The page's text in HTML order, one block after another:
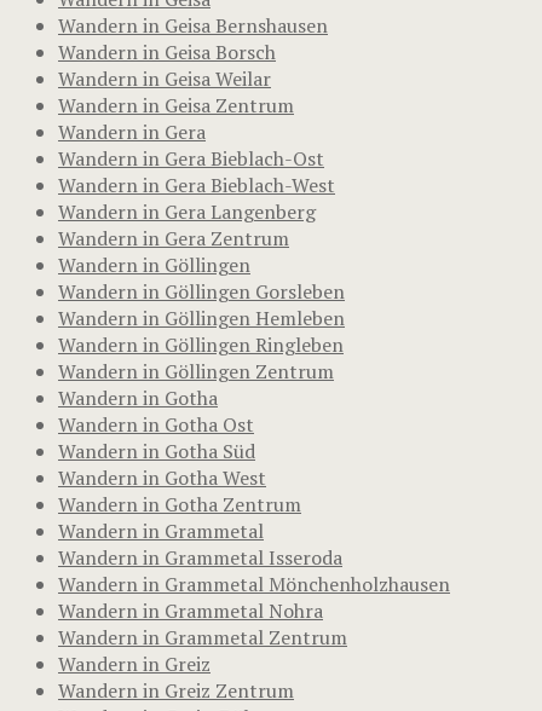
Wandern in Geisa Bernshausen
Wandern in Geisa Borsch
Wandern in Geisa Weilar
Wandern in Geisa Zentrum
Wandern in Gera
Wandern in Gera Bieblach-Ost
Wandern in Gera Bieblach-West
Wandern in Gera Langenberg
Wandern in Gera Zentrum
Wandern in Göllingen
Wandern in Göllingen Gorsleben
Wandern in Göllingen Hemleben
Wandern in Göllingen Ringleben
Wandern in Göllingen Zentrum
Wandern in Gotha
Wandern in Gotha Ost
Wandern in Gotha Süd
Wandern in Gotha West
Wandern in Gotha Zentrum
Wandern in Grammetal
Wandern in Grammetal Isseroda
Wandern in Grammetal Mönchenholzhausen
Wandern in Grammetal Nohra
Wandern in Grammetal Zentrum
Wandern in Greiz
Wandern in Greiz Zentrum